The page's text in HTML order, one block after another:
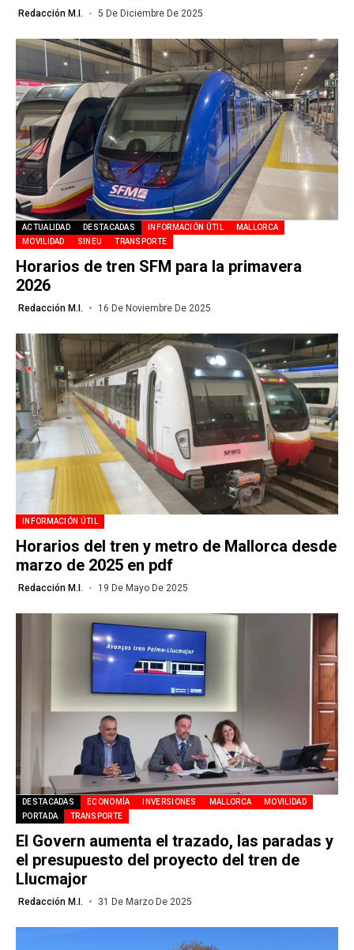
Redacción M.I. 5 De Diciembre De 2025
ACTUALIDAD DESTACADAS INFORMACIÓN ÚTIL
MALLORCA
MOVILIDAD
SINEU TRANSPORTE
Horarios de tren SFM para la primavera
2026
Redacción M.I. 16 De Noviembre De 2025
INFORMACIÓN ÚTIL
Horarios del tren y metro de Mallorca desde
marzo de 2025 en pdf
Redacción M.I. 19 De Mayo De 2025
DESTACADAS ECONOMÍA INVERSIONES MALLORCA
MOVILIDAD
PORTADA
TRANSPORTE
El Govern aumenta el trazado, las paradas y
el presupuesto del proyecto del tren de
Llucmajor
Redacción M.I. 31 De Marzo De 2025